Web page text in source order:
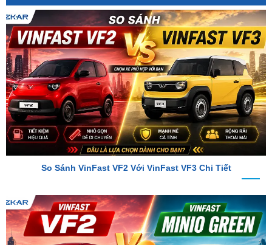
So Sánh VinFast VF2 Với VinFast VF3 Chi Tiết